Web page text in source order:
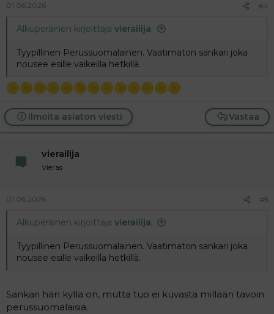
01.06.2026 #4
Alkuperäinen kirjoittaja vierailija:
Tyypillinen Perussuomalainen. Vaatimaton sankari joka
nousee esille vaikeilla hetkillä.
Vastaa
Ilmoita asiaton viesti
vierailija
Vieras
01.06.2026 #5
Alkuperäinen kirjoittaja vierailija:
Tyypillinen Perussuomalainen. Vaatimaton sankari joka
nousee esille vaikeilla hetkillä.
Sankari hän kyllä on, mutta tuo ei kuvasta millään tavoin
perussuomalaisia.